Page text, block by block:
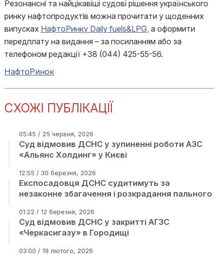
Резонансні та найцікавіші судові рішення українського
ринку нафтопродуктів можна прочитати у щоденних
випусках НафтоРинку Daily fuels&LPG, а оформити
передплату на видання – за посиланням або за
телефоном редакції +38 (044) 425-55-56.
НафтоРинок
СХОЖІ ПУБЛІКАЦІЇ
05:45 / 25 червня, 2026
Суд відмовив ДСНС у зупиненні роботи АЗС
«Альянс Холдинг» у Києві
12:55 / 30 березня, 2026
Експосадовця ДСНС судитимуть за
незаконне збагачення і розкрадання пального
01:22 / 12 березня, 2026
Суд відмовив ДСНС у закритті АГЗС
«Черкасигазу» в Городищі
03:00 / 19 лютого, 2026